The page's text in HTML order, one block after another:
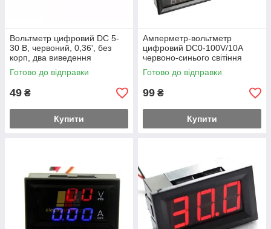
Вольтметр цифровий DC 5-
30 В, червоний, 0,36', без
корп, два виведення
Готово до відправки
49 ₴
Купити
Амперметр-вольтметр
цифровий DC0-100V/10A
червоно-синього світіння
Готово до відправки
99 ₴
Купити